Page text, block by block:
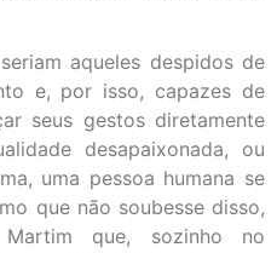
aqueles despidos de
e, por isso, capazes de
seus gestos diretamente
desapaixonada, ou
uma pessoa humana se
que não soubesse disso,
que, sozinho no